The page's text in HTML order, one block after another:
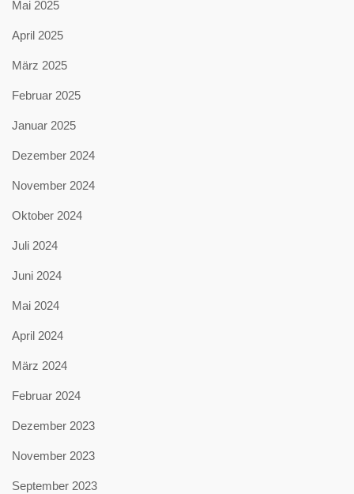
Mai 2025
April 2025
März 2025
Februar 2025
Januar 2025
Dezember 2024
November 2024
Oktober 2024
Juli 2024
Juni 2024
Mai 2024
April 2024
März 2024
Februar 2024
Dezember 2023
November 2023
September 2023